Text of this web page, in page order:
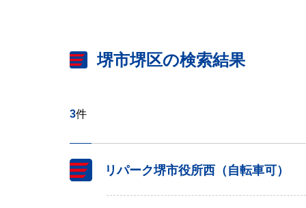
堺市堺区の検索結果
3件
リパーク堺市役所西（自転車可）